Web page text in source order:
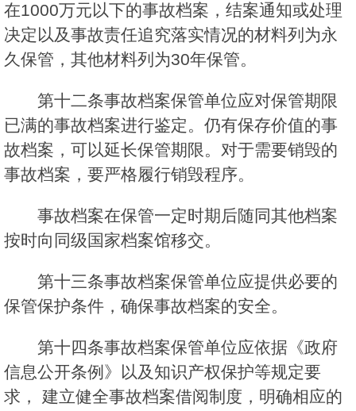
在1000万元以下的事故档案，结案通知或处理
决定以及事故责任追究落实情况的材料列为永
久保管，其他材料列为30年保管。
第十二条事故档案保管单位应对保管期限
已满的事故档案进行鉴定。仍有保存价值的事
故档案，可以延长保管期限。对于需要销毁的
事故档案，要严格履行销毁程序。
事故档案在保管一定时期后随同其他档案
按时向同级国家档案馆移交。
第十三条事故档案保管单位应提供必要的
保管保护条件，确保事故档案的安全。
第十四条事故档案保管单位应依据《政府
信息公开条例》以及知识产权保护等规定要
求， 建立健全事故档案借阅制度，明确相应的